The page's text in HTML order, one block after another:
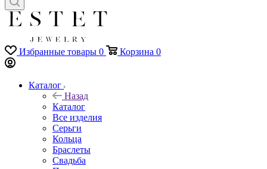
Избранные товары 0 Корзина 0
Каталог
Назад
Каталог
Все изделия
Серьги
Кольца
Браслеты
Свадьба